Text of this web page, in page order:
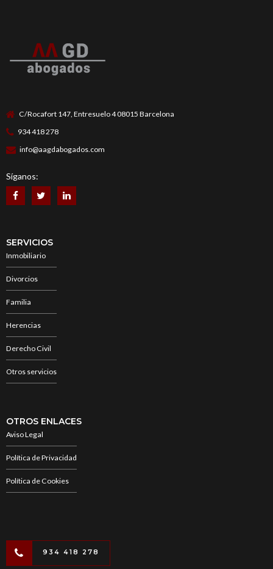
C/Rocafort 147, Entresuelo 4 08015 Barcelona
934 418 278
info@aagdabogados.com
Síganos:
SERVICIOS
Inmobiliario
Divorcios
Familia
Herencias
Derecho Civil
Otros servicios
OTROS ENLACES
Aviso Legal
Política de Privacidad
Política de Cookies
934 418 278